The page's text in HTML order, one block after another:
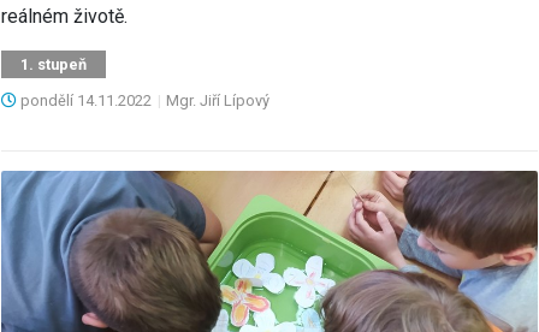
reálném životě.
1. stupeň
pondělí 14.11.2022 | Mgr. Jiří Lípový